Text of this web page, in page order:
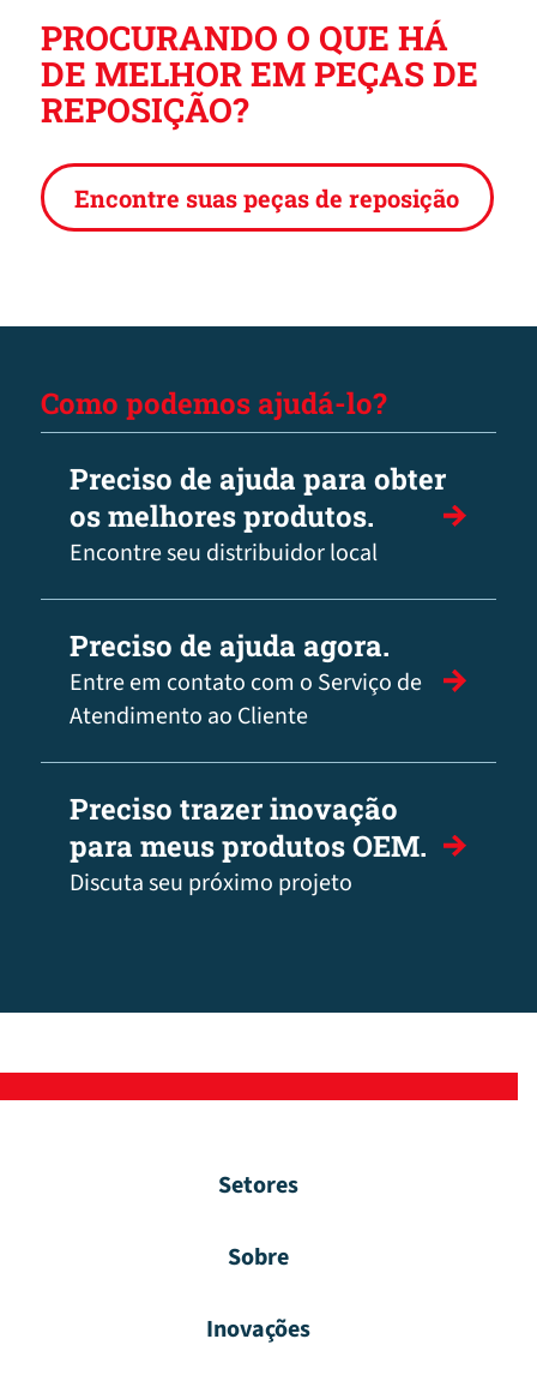
PROCURANDO O QUE HÁ
DE MELHOR EM PEÇAS DE
REPOSIÇÃO?
Encontre suas peças de reposição
Como podemos ajudá-lo?
Preciso de ajuda para obter
os melhores produtos.
Encontre seu distribuidor local
Preciso de ajuda agora.
Entre em contato com o Serviço de
Atendimento ao Cliente
Preciso trazer inovação
para meus produtos OEM.
Discuta seu próximo projeto
Setores
Sobre
Inovações